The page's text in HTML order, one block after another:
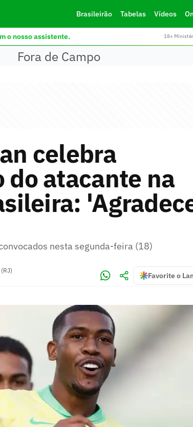
Brasileirão Tabelas Vídeos
o nosso assistente. 18+
Fora de Campo
celebra
do atacante na
nesta segunda-feira (18)
Favorite o